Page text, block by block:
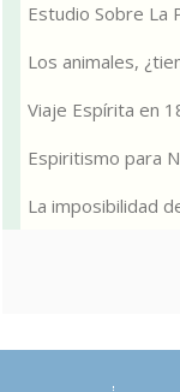
Estudio Sobre La
Los animales,
Viaje Espírita en
Espiritismo para
La imposibilidad